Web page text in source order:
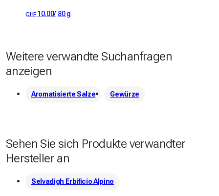
CHF 10.00/ 80 g
Weitere verwandte Suchanfragen
anzeigen
Aromatisierte Salze Gewürze
Sehen Sie sich Produkte verwandter
Hersteller an
Selvadigh Erbificio Alpino